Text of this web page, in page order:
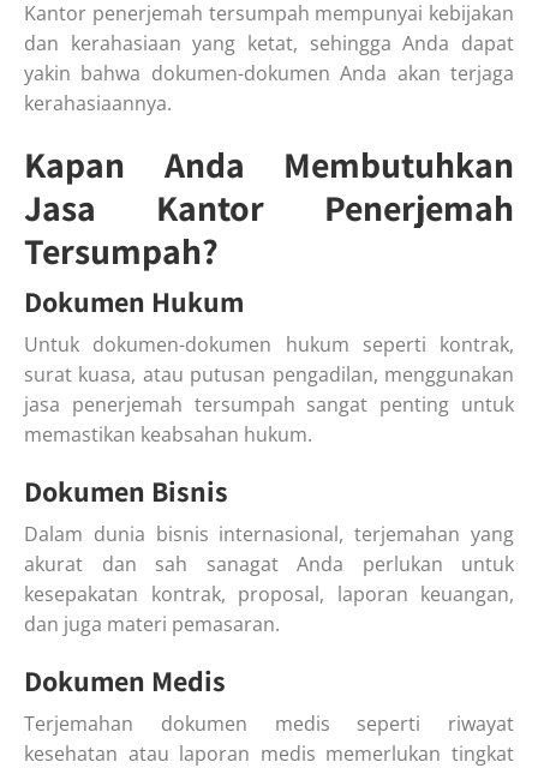
Kantor penerjemah tersumpah mempunyai kebijakan
dan kerahasiaan yang ketat, sehingga Anda dapat
yakin bahwa dokumen-dokumen Anda akan terjaga
kerahasiaannya.
Kapan Anda Membutuhkan
Jasa Kantor Penerjemah
Tersumpah?
Dokumen Hukum
Untuk dokumen-dokumen hukum seperti kontrak,
surat kuasa, atau putusan pengadilan, menggunakan
jasa penerjemah tersumpah sangat penting untuk
memastikan keabsahan hukum.
Dokumen Bisnis
Dalam dunia bisnis internasional, terjemahan yang
akurat dan sah sanagat Anda perlukan untuk
kesepakatan kontrak, proposal, laporan keuangan,
dan juga materi pemasaran.
Dokumen Medis
Terjemahan dokumen medis seperti riwayat
kesehatan atau laporan medis memerlukan tingkat